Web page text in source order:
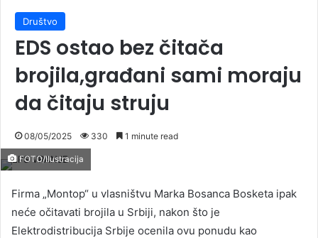
Društvo
EDS ostao bez čitača
brojila,građani sami moraju
da čitaju struju
08/05/2025 330 1 minute read
FOTO/Ilustracija
Firma „Montop“ u vlasništvu Marka Bosanca Bosketa ipak
neće očitavati brojila u Srbiji, nakon što je
Elektrodistribucija Srbije ocenila ovu ponudu kao